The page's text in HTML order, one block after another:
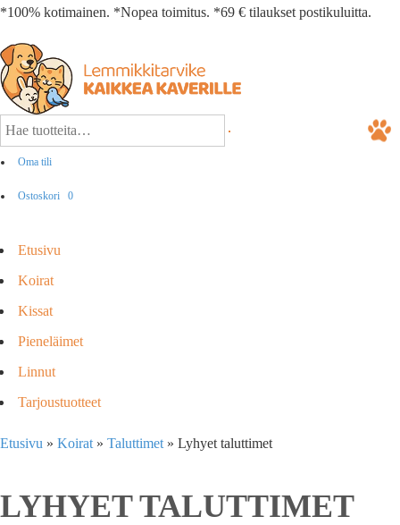
*100% kotimainen. *Nopea toimitus. *69 € tilaukset postikuluitta.
Oma tili
Ostoskori 0
Etusivu
Koirat
Kissat
Pieneläimet
Linnut
Tarjoustuotteet
Etusivu » Koirat » Taluttimet » Lyhyet taluttimet
LYHYET TALUTTIMET